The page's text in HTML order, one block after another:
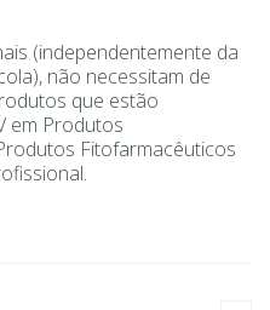
(independentemente da
não necessitam de
que estão
em Produtos
Fitofarmacêuticos